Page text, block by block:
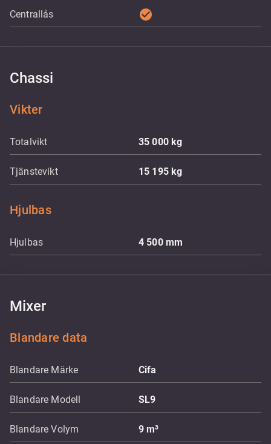
Centrallås check_circle
Chassi
Vikter
Totalvikt 35 000kg
Tjänstevikt 15 195kg
Hjulbas
Hjulbas 4 500 mm
Mixer
Blandare data
Blandare Märke Cifa
Blandare Modell SL9
Blandare Volym 9m³